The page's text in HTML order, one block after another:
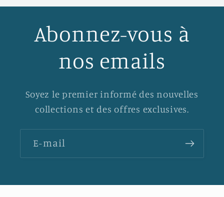
Abonnez-vous à
nos emails
Soyez le premier informé des nouvelles
collections et des offres exclusives.
E-mail